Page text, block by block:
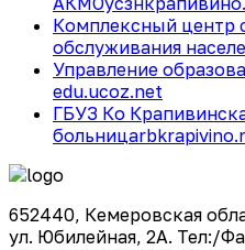
Комплексный центр
обслуживания
Управление
edu.ucoz.net
ГБУЗ Ко
больница
652440, Кемеровская
ул. Юбилейная, 2А. Тел:/